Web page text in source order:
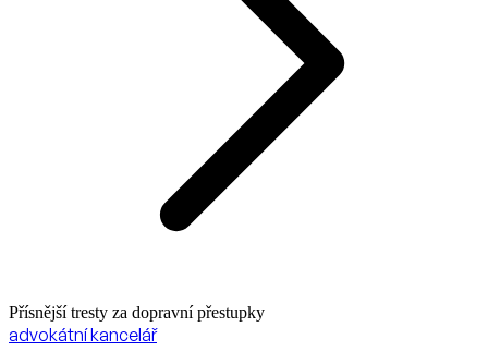
Přísnější tresty za dopravní přestupky
advokátní kancelář